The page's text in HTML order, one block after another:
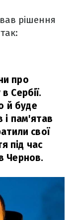
рішення
про
Сербії.
й буде
і пам'ятав
свої
під час
Чернов.